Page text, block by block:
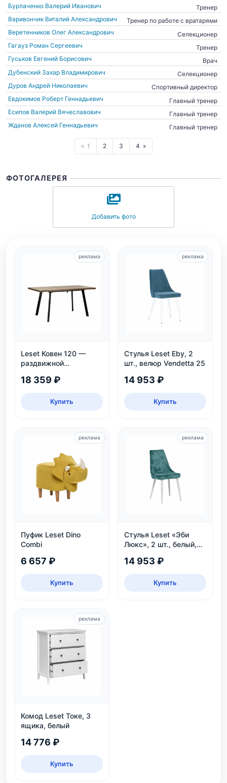
Бурлаченко Валерий Иванович
Тренер
Варивончик Виталий Александрович
Тренер по работе с вратарями
Веретенников Олег Александрович
Селекционер
Гагауз Роман Сергеевич
Тренер
Гуськов Евгений Борисович
Врач
Дубенский Захар Владимирович
Селекционер
Дуров Андрей Николаевич
Спортивный директор
Евдокимов Роберт Геннадьевич
Главный тренер
Есипов Валерий Вячеславович
Главный тренер
Жданов Алексей Геннадьевич
Главный тренер
1 2 3 4
ФОТОГАЛЕРЕЯ
Добавить фото
Leset Ковен 120 —
раздвижной
18 359 ₽
Купить
реклама
Стулья Leset Eby, 2
шт., велюр Vendetta 25
14 953 ₽
Купить
реклама
Пуфик Leset Dino
Combi
6 657 ₽
Купить
реклама
Стулья Leset «Эби
Люкс», 2 шт., белый,
14 953 ₽
Купить
реклама
Комод Leset Токе, 3
ящика, белый
14 776 ₽
Купить
реклама